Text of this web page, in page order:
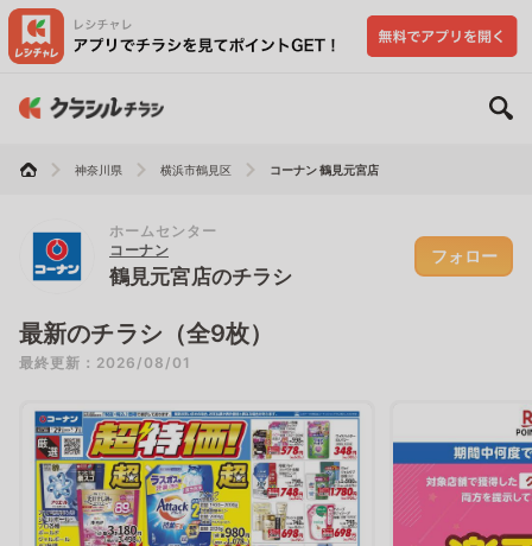
神奈川県 横浜市鶴見区 コーナン 鶴見元宮店
ホームセンター
コーナン
鶴見元宮店のチラシ
フォロー
最新のチラシ（全9枚）
最終更新：2026/08/01